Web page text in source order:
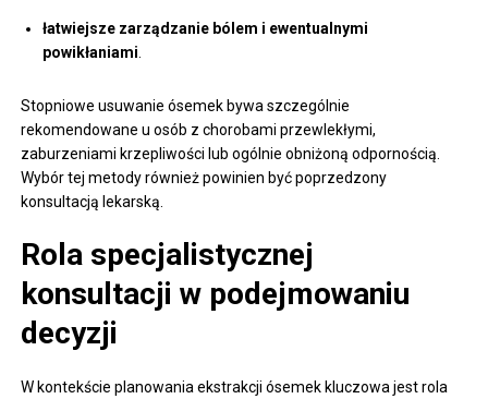
łatwiejsze zarządzanie bólem i ewentualnymi
powikłaniami
Stopniowe usuwanie ósemek bywa szczególnie
rekomendowane u osób z chorobami przewlekłymi,
zaburzeniami krzepliwości lub ogólnie obniżoną odpornością.
Wybór tej metody również powinien być poprzedzony
konsultacją lekarską.
Rola specjalistycznej
konsultacji w podejmowaniu
decyzji
W kontekście planowania ekstrakcji ósemek kluczowa jest rola